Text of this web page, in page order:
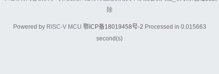
除
Powered by RISC-V MCU 鄂ICP备18019458号-2 Processed in 0.015663
second(s)